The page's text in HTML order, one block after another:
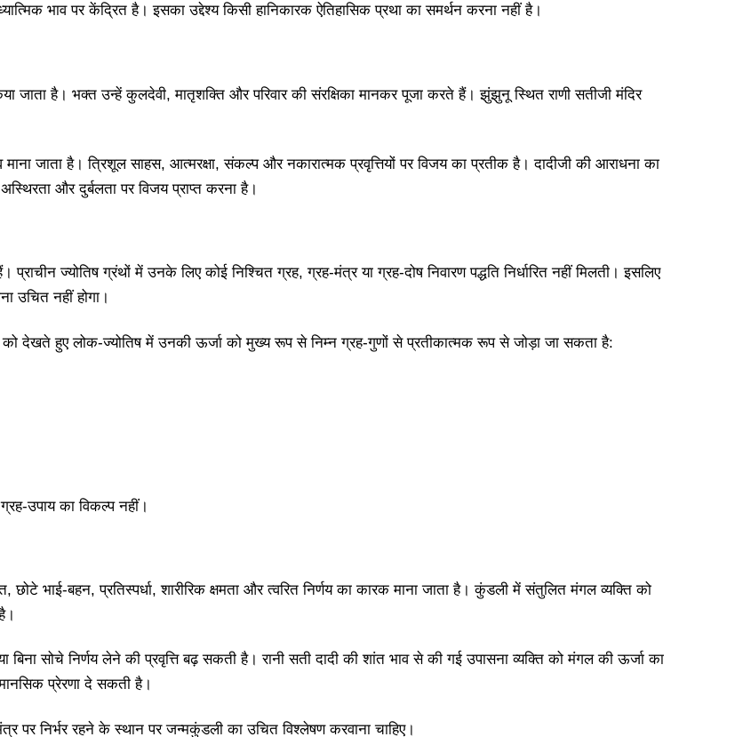
भाव पर केंद्रित है। इसका उद्देश्य किसी हानिकारक ऐतिहासिक प्रथा का समर्थन करना नहीं है।
जाता है। भक्त उन्हें कुलदेवी, मातृशक्ति और परिवार की संरक्षिका मानकर पूजा करते हैं। झुंझुनू स्थित राणी सतीजी मंदिर
जाता है। त्रिशूल साहस, आत्मरक्षा, संकल्प और नकारात्मक प्रवृत्तियों पर विजय का प्रतीक है। दादीजी की आराधना का
और दुर्बलता पर विजय प्राप्त करना है।
प्राचीन ज्योतिष ग्रंथों में उनके लिए कोई निश्चित ग्रह, ग्रह-मंत्र या ग्रह-दोष निवारण पद्धति निर्धारित नहीं मिलती। इसलिए
उचित नहीं होगा।
देखते हुए लोक-ज्योतिष में उनकी ऊर्जा को मुख्य रूप से निम्न ग्रह-गुणों से प्रतीकात्मक रूप से जोड़ा जा सकता है:
उपाय का विकल्प नहीं।
भाई-बहन, प्रतिस्पर्धा, शारीरिक क्षमता और त्वरित निर्णय का कारक माना जाता है। कुंडली में संतुलित मंगल व्यक्ति को
सोचे निर्णय लेने की प्रवृत्ति बढ़ सकती है। रानी सती दादी की शांत भाव से की गई उपासना व्यक्ति को मंगल की ऊर्जा का
प्रेरणा दे सकती है।
पर निर्भर रहने के स्थान पर जन्मकुंडली का उचित विश्लेषण करवाना चाहिए।